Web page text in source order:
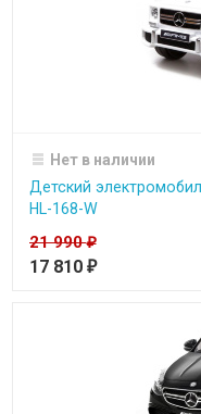
Нет в наличии
Детский
HL-168-W
21 990₽
17 810 ₽